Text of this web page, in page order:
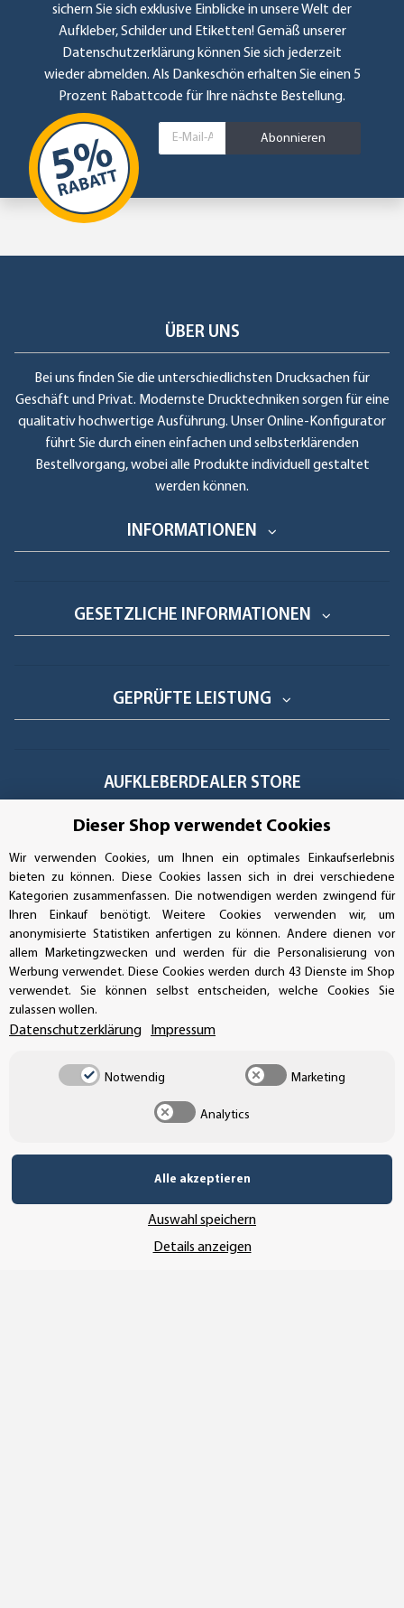
sichern Sie sich exklusive Einblicke in unsere Welt der
Aufkleber, Schilder und Etiketten! Gemäß unserer
Datenschutzerklärung können Sie sich jederzeit
wieder abmelden. Als Dankeschön erhalten Sie einen 5
Prozent Rabattcode für Ihre nächste Bestellung.
Abonnieren
ÜBER UNS
Bei uns finden Sie die unterschiedlichsten Drucksachen für
Geschäft und Privat. Modernste Drucktechniken sorgen für eine
qualitativ hochwertige Ausführung. Unser Online-Konfigurator
führt Sie durch einen einfachen und selbsterklärenden
Bestellvorgang, wobei alle Produkte individuell gestaltet
werden können.
INFORMATIONEN
GESETZLICHE INFORMATIONEN
GEPRÜFTE LEISTUNG
AUFKLEBERDEALER STORE
Handwerkerring 1, D-39326 Wolmirstedt
Bestellungen/Support: +49 (0)39-201-28-98-10
Buchhaltung: +49 (0)39-201-28-98-17
info@aufkleberdealer.de
UNSER AFFILIATE-PROGRAMM
UNSERE ZAHLUNGSARTEN*
SSL-Verschlüsselung
Dieser Shop verwendet Cookies
Wir verwenden Cookies, um Ihnen ein optimales Einkaufserlebnis
bieten zu können. Diese Cookies lassen sich in drei verschiedene
Kategorien zusammenfassen. Die notwendigen werden zwingend für
Ihren Einkauf benötigt. Weitere Cookies verwenden wir, um
anonymisierte Statistiken anfertigen zu können. Andere dienen vor
allem Marketingzwecken und werden für die Personalisierung von
Werbung verwendet. Diese Cookies werden durch 43 Dienste im Shop
verwendet. Sie können selbst entscheiden, welche Cookies Sie
zulassen wollen.
Datenschutzerklärung Impressum
Notwendig Marketing
Analytics
Alle akzeptieren
Auswahl speichern
Details anzeigen